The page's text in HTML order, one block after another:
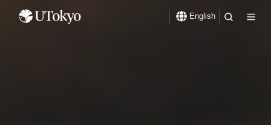
English